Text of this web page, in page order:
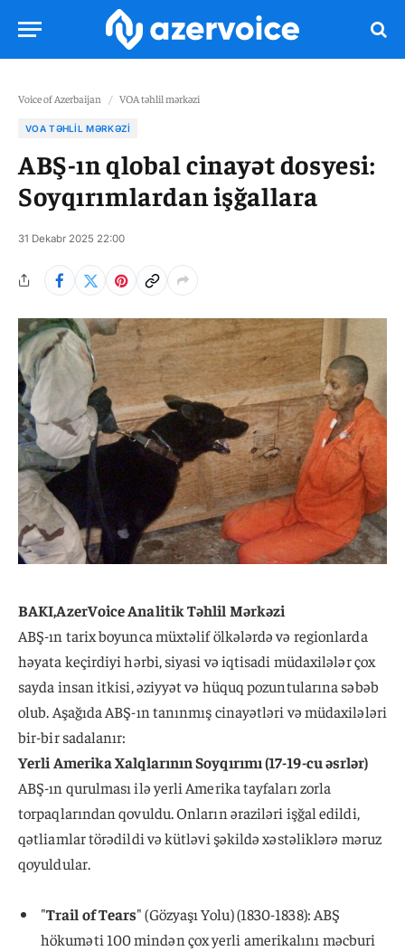
Voice of Azerbaijan / VOA təhlil mərkəzi
VOA TƏHLIL MƏRKƏZI
ABŞ-ın qlobal cinayət dosyesi:
Soyqırımlardan işğallara
31 Dekabr 2025 22:00
BAKI,AzerVoice Analitik Təhlil Mərkəzi
ABŞ-ın tarix boyunca müxtəlif ölkələrdə və regionlarda
həyata keçirdiyi hərbi, siyasi və iqtisadi müdaxilələr çox
sayda insan itkisi, əziyyət və hüquq pozuntularına səbəb
olub. Aşağıda ABŞ-ın tanınmış cinayətləri və müdaxilələri
bir-bir sadalanır:
Yerli Amerika Xalqlarının Soyqırımı (17-19-cu əsrlər)
ABŞ-ın qurulması ilə yerli Amerika tayfaları zorla
torpaqlarından qovuldu. Onların əraziləri işğal edildi,
qətliamlar törədildi və kütləvi şəkildə xəstəliklərə məruz
qoyuldular.
"Trail of Tears" (Gözyaşı Yolu) (1830-1838): ABŞ
hökuməti 100 mindən çox yerli amerikalını məcburi